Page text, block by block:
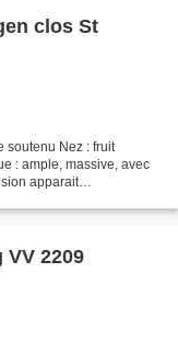
clos St
soutenu Nez : fruit
: ample, massive, avec
apparait
2209